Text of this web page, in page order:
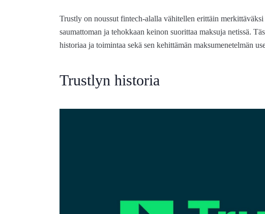
Trustly on noussut fintech-alalla vähitellen erittäin
saumattoman ja tehokkaan keinon suorittaa maksuja netissä.
historiaa ja toimintaa sekä sen kehittämän maksumenetelmän
Trustlyn historia